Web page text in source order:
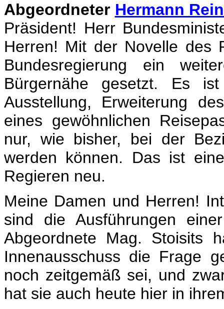
Abgeordneter Hermann
Präsident! Herr
Herren! Mit der Novelle des
Bundesregierung ein
Bürgernähe gesetzt. Es
Ausstellung, Erweiterung
eines gewöhnlichen
nur, wie bisher, bei der
werden können. Das ist
Regieren neu.
Meine Damen und Herren!
sind die Ausführungen
Abgeordnete Mag. Stoisits
Innenausschuss die Frage
noch zeitgemäß sei, und
hat sie auch heute hier in